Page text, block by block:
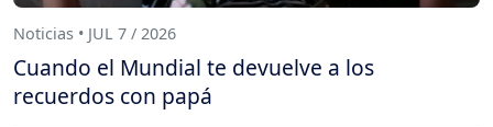
Noticias • JUL 7 / 2026
Cuando el Mundial te devuelve a los
recuerdos con papá